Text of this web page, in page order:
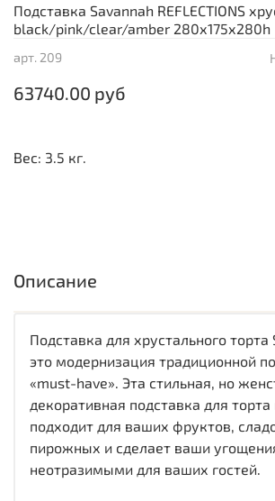
арт. 209
63740.00 руб
Подставка Savannah REFLECTIONS
black/pink/clear/amber 280х175х280h
Вес: 3.5 кг.
Описание
Подставка для хрустального
это модернизация традиционной
«must-have». Эта стильная, но
декоративная подставка для
подходит для ваших фруктов,
пирожных и сделает ваши
неотразимыми для ваших гостей.